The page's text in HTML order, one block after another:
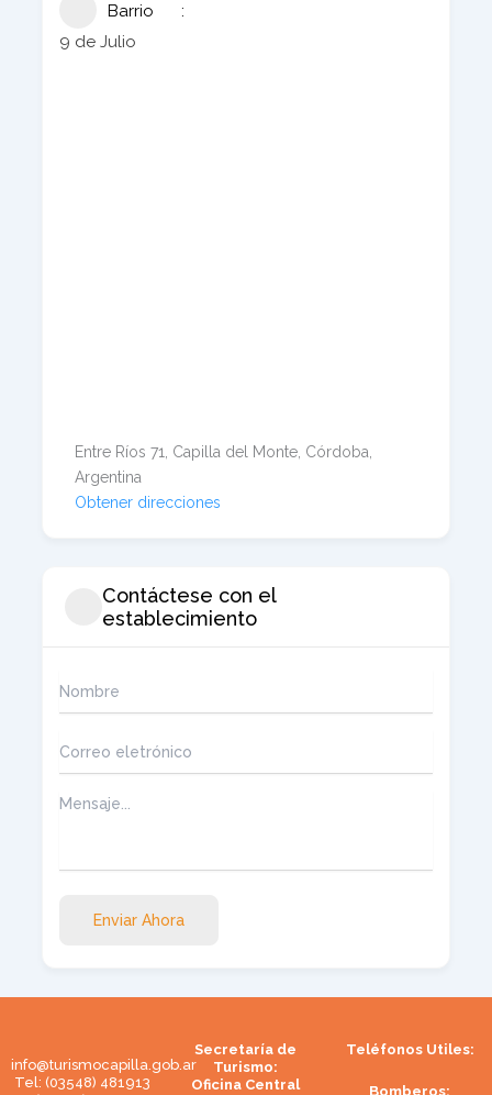
Barrio
9 de Julio
Entre Ríos 71, Capilla del Monte, Córdoba,
Argentina
Obtener direcciones
Contáctese con el
establecimiento
Enviar Ahora
info@turismocapilla.gob.ar
Tel: (03548) 481913
Secretaría de
Turismo:
Oficina Central
Teléfonos Utiles:
Bomberos: